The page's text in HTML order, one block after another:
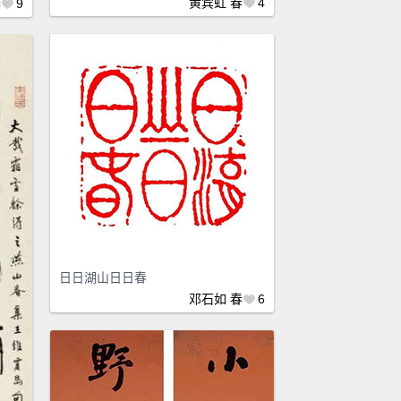
9
日日湖山日日春
邓石如 春 6